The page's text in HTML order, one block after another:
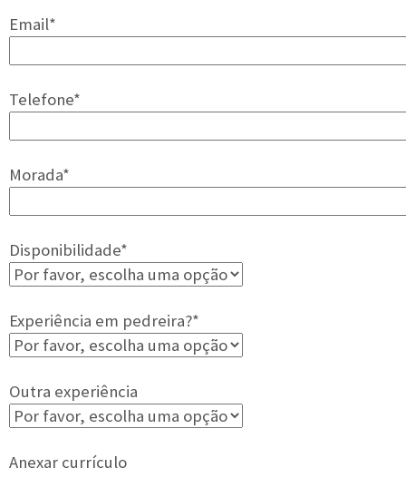
Email*
Telefone*
Morada*
Disponibilidade*
Experiência em pedreira?*
Outra experiência
Anexar currículo